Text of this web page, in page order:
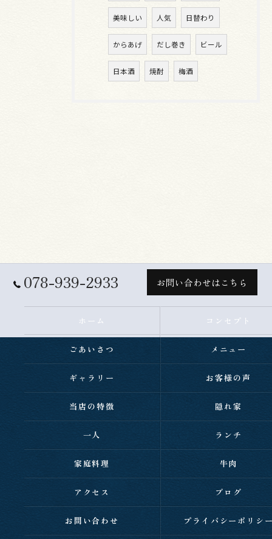
美味しい 人気 日替わり
からあげ だし巻き ビール
日本酒 焼酎 梅酒
078-939-2933 お問い合わせはこちら
ホーム コンセプト
ごあいさつ メニュー
ギャラリー お客様の声
当店の特徴 隠れ家
一人 ランチ
家庭料理 牛肉
アクセス ブログ
お問い合わせ プライバシーポリシ